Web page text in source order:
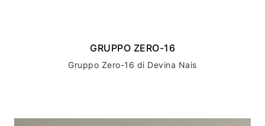
GRUPPO ZERO-16
Gruppo Zero-16 di Devina Nais